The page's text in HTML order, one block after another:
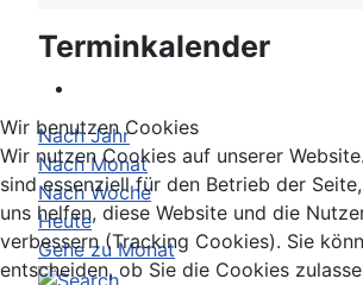
Terminkalender
Nach Jahr
Nach Monat
Nach Woche
Heute
Gehe zu Monat
Wir benutzen Cookies
Wir nutzen Cookies auf unserer
sind essenziell für den Betrieb der
uns helfen, diese Website und die
verbessern (Tracking Cookies). Sie
entscheiden, ob Sie die Cookies